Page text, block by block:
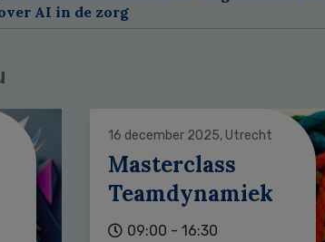
AI in de zorg
16 december 2025, Utrecht
Masterclass
Teamdynamiek
09:00 - 16:30